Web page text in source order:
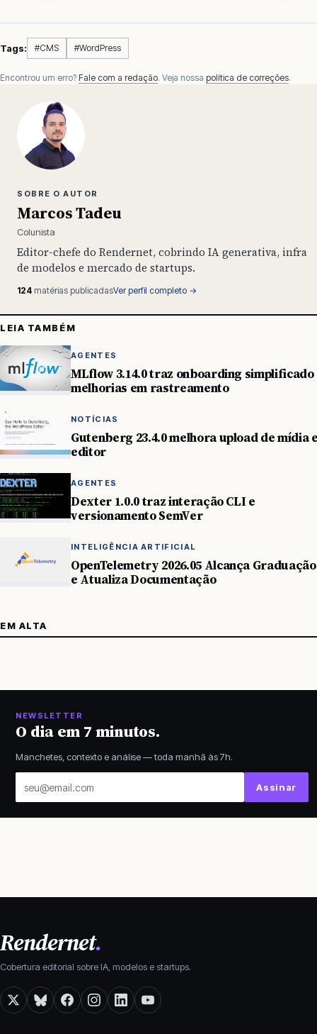
Tags: #CMS #WordPress
Encontrou um erro? Fale com a redação. Veja nossa política de correções.
SOBRE O AUTOR
Marcos Tadeu
Colunista
Editor-chefe do Rendernet, cobrindo IA generativa, infra
de modelos e mercado de startups.
124 matérias publicadasVer perfil completo →
LEIA TAMBÉM
AGENTES
MLflow 3.14.0 traz onboarding simplificado
melhorias em rastreamento
NOTÍCIAS
Gutenberg 23.4.0 melhora upload de mídia
editor
AGENTES
Dexter 1.0.0 traz interação CLI e
versionamento SemVer
INTELIGÊNCIA ARTIFICIAL
OpenTelemetry 2026.05 Alcança Graduação
e Atualiza Documentação
EM ALTA
NEWSLETTER
O dia em 7 minutos.
Manchetes, contexto e análise — toda manhã às 7h.
email
Assinar
Rendernet.
Cobertura editorial sobre IA, modelos e startups.
X BlueskyFacebookInstagramLinkedInYouTube